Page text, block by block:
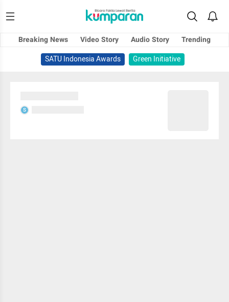
Breaking News Video Story Audio Story
Trending
SATU Indonesia Awards
Green Initiative
S